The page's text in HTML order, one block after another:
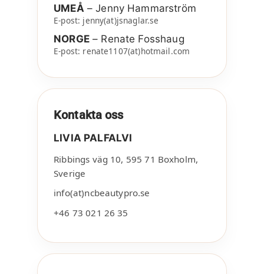
UMEÅ – Jenny Hammarström
E-post: jenny(at)jsnaglar.se
NORGE– Renate Fosshaug
E-post: renate1107(at)hotmail.com
Kontakta oss
LIVIA PALFALVI
Ribbings väg 10, 595 71 Boxholm,
Sverige
info(at)ncbeautypro.se
+46 73 021 26 35